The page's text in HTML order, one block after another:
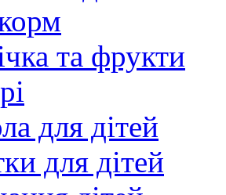
та фрукти
для дітей
для дітей